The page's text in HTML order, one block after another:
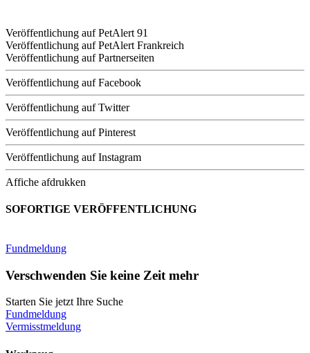
Veröffentlichung auf PetAlert 91
Veröffentlichung auf PetAlert Frankreich
Veröffentlichung auf Partnerseiten
Veröffentlichung auf Facebook
Veröffentlichung auf Twitter
Veröffentlichung auf Pinterest
Veröffentlichung auf Instagram
Affiche afdrukken
SOFORTIGE VERÖFFENTLICHUNG
Fundmeldung
Verschwenden Sie keine Zeit mehr
Starten Sie jetzt Ihre Suche
Fundmeldung
Vermisstmeldung